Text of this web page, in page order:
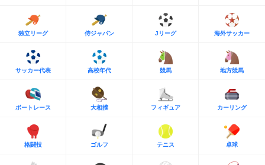
独立リーグ 侍ジャパン Jリーグ 海外サッカー
サッカー代表 高校年代 競馬 地方競馬
ボートレース 大相撲 フィギュア カーリング
格闘技 ゴルフ テニス 卓球